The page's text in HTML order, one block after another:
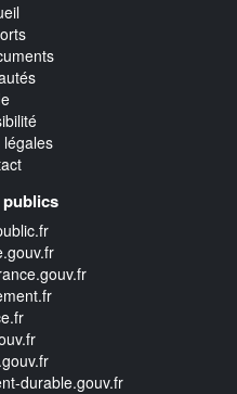
durable.gouv.fr